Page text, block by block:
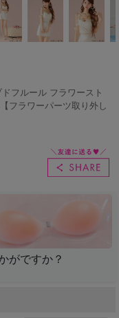
ドフルール フラワースト
フラワーパーツ取り外し
がですか？